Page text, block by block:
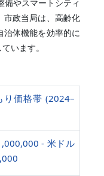
備やスマートシティ
市政当局は、高齢化
体機能を効率的に
います。
り価格帯 (2024–
- 米ドル